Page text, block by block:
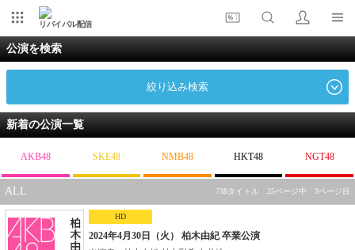
リバイバル配信
公演を検索
絞り込み検索
新着の公演一覧
AKB48 SKE48 NMB48 HKT48 NGT48
ALL 738タイトル 25ページ中 3ページ目
HD
2024年4月30日（火） 柏木由紀 卒業公演